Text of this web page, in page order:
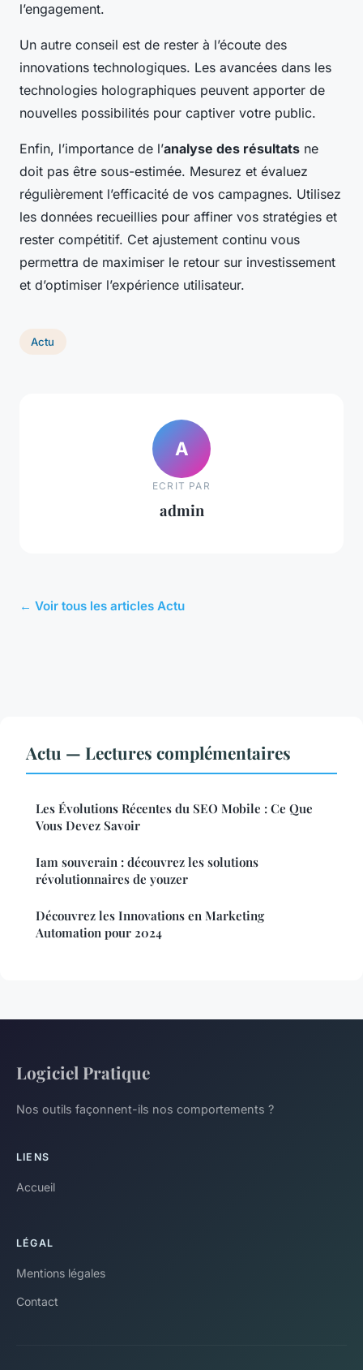
l’engagement.
Un autre conseil est de rester à l’écoute des
innovations technologiques. Les avancées dans les
technologies holographiques peuvent apporter de
nouvelles possibilités pour captiver votre public.
Enfin, l’importance de l’analyse des résultats ne
doit pas être sous-estimée. Mesurez et évaluez
régulièrement l’efficacité de vos campagnes. Utilisez
les données recueillies pour affiner vos stratégies et
rester compétitif. Cet ajustement continu vous
permettra de maximiser le retour sur investissement
et d’optimiser l’expérience utilisateur.
Actu
A
ECRIT PAR
admin
← Voir tous les articles Actu
Actu — Lectures complémentaires
Les Évolutions Récentes du SEO Mobile : Ce Que
Vous Devez Savoir
Iam souverain : découvrez les solutions
révolutionnaires de youzer
Découvrez les Innovations en Marketing
Automation pour 2024
Logiciel Pratique
Nos outils façonnent-ils nos comportements ?
LIENS
Accueil
LÉGAL
Mentions légales
Contact